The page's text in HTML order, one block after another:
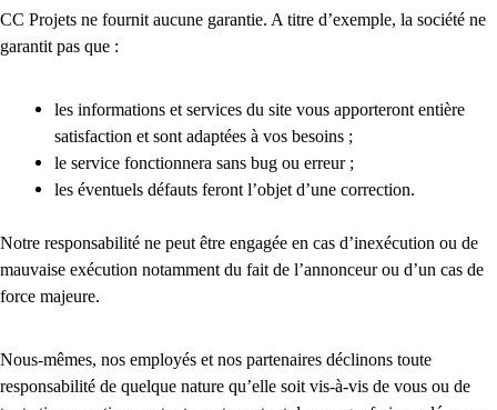
CC Projets ne fournit aucune garantie. A titre d’exemple, la société ne
garantit pas que :
les informations et services du site vous apporteront entière
satisfaction et sont adaptées à vos besoins ;
le service fonctionnera sans bug ou erreur ;
les éventuels défauts feront l’objet d’une correction.
Notre responsabilité ne peut être engagée en cas d’inexécution ou de
mauvaise exécution notamment du fait de l’annonceur ou d’un cas de
force majeure.
Nous-mêmes, nos employés et nos partenaires déclinons toute
responsabilité de quelque nature qu’elle soit vis-à-vis de vous ou de